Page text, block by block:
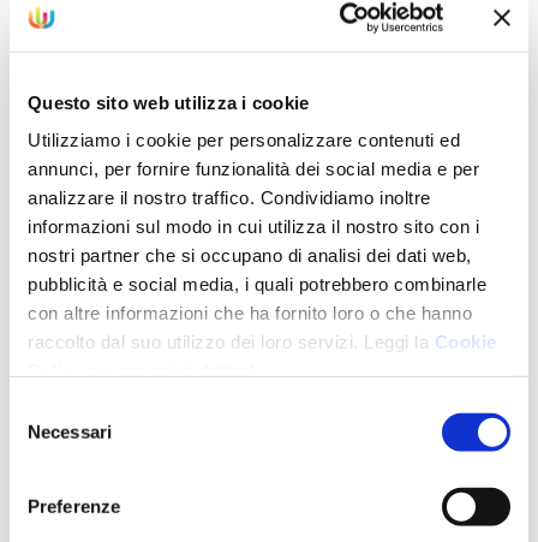
Questo sito web utilizza i cookie
Utilizziamo i cookie per personalizzare contenuti ed
annunci, per fornire funzionalità dei social media e per
analizzare il nostro traffico. Condividiamo inoltre
informazioni sul modo in cui utilizza il nostro sito con i
nostri partner che si occupano di analisi dei dati web,
pubblicità e social media, i quali potrebbero combinarle
con altre informazioni che ha fornito loro o che hanno
raccolto dal suo utilizzo dei loro servizi. Leggi la Cookie
delNecessari
Preferenze
Negli ultimi anni il wellbeing è entrato con forza
nel linguaggio delle imprese. Ma tra parlarne e
differenza sostanziale. Molte aziende hanno
compreso perché il wellbeing sia oggi una leva
strategica. Molte meno hanno chiaro come creare
pia …
Topics: WELLBEING
Corporate wellbeing: cosa
davvero nelle aziende